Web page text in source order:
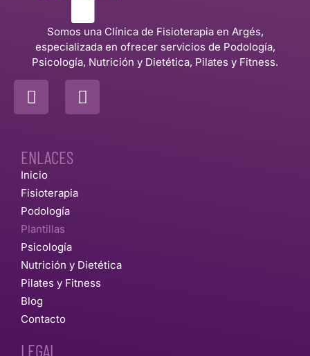
Somos una Clínica de Fisioterapia en Argés,
especializada en ofrecer servicios de Podología,
Psicología, Nutrición y Dietética, Pilates y Fitness.
ENLACES
Inicio
Fisioterapia
Podología
Plantillas
Psicología
Nutrición y Dietética
Pilates y Fitness
Blog
Contacto
LEGAL